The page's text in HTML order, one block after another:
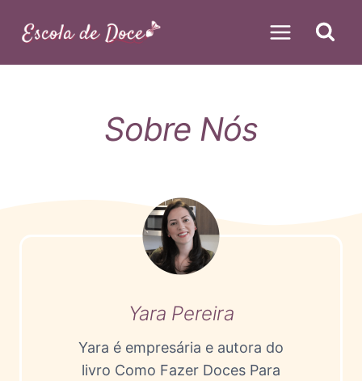
para
Sobre Nós
Yara Pereira
Yara é empresária e autora do
livro Como Fazer Doces Para